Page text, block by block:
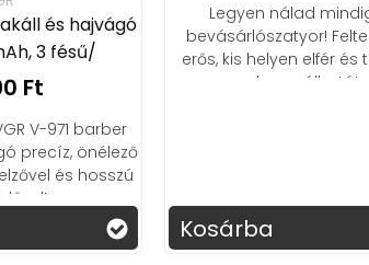
és hajvágó
3 fésű/
971 barber
önélező
és hosszú
Legyen nálad mindig
bevásárlószatyor!
erős, kis helyen elfér és
használható!
Kosárba